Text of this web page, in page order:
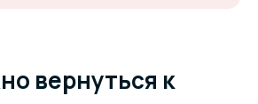
вернуться к